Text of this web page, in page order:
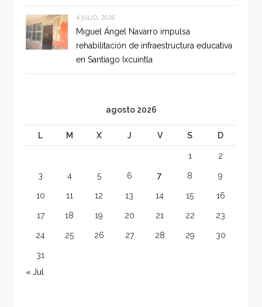
4 JULIO, 2026
Miguel Ángel Navarro impulsa
rehabilitación de infraestructura educativa
en Santiago Ixcuintla
agosto 2026
L M X J V S D
1 2
3 4 5 6 7 8 9
10 11 12 13 14 15 16
17 18 19 20 21 22 23
24 25 26 27 28 29 30
31
« Jul